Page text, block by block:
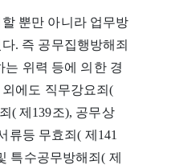
뿐만 아니라 업무방
. 즉 공무집행방해죄
위력 등에 의한 경
에도 직무강요죄(
( 제139조), 공무상
류등 무효죄( 제141
특수공무방해죄( 제